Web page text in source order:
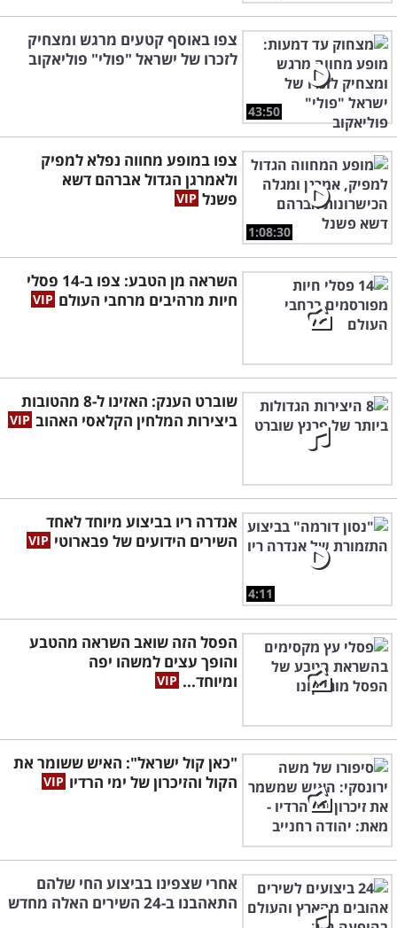
43:50
צפו באוסף קטעים מרגש ומצחיק
לזכרו של ישראל "פולי" פוליאקוב
1:08:30
צפו במופע מחווה נפלא למפיק
ולאמרגן הגדול אברהם דשא
פשנל
השראה מן הטבע: צפו ב-14 פסלי
חיות מרהיבים מרחבי העולם
שוברט הענק: האזינו ל-8 מהטובות
ביצירות המלחין הקלאסי האהוב
4:11
אנדרה ריו בביצוע מיוחד לאחד
השירים הידועים של פבארוטי
הפסל הזה שואב השראה מהטבע
והופך עצים למשהו יפה
ומיוחד...
"כאן קול ישראל": האיש ששומר את
הקול והזיכרון של ימי הרדיו
אחרי שצפינו בביצוע החי שלהם
התאהבנו ב-24 השירים האלה מחדש